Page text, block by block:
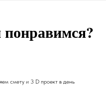
смету и 3 D проект в день